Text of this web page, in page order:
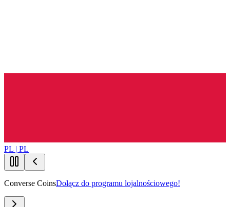
PL | PL
Converse CoinsDołącz do programu lojalnościowego!